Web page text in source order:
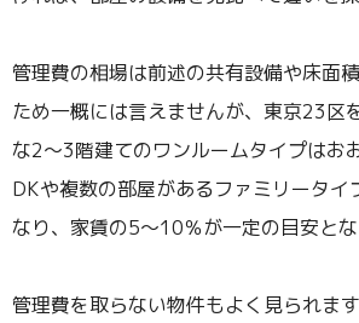
管理費の相場は前述の共有設備や床面
ため一概には言えませんが、東京23区
な2～3階建てのワンルームタイプはお
DKや複数の部屋があるファミリータイ
なり、家賃の5～10％が一定の目安とな
管理費を取らない物件もよく見られま